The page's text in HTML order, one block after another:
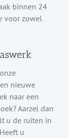
binnen 24
voor zowel
nieuwe
naar een
Aarzel dan
u de ruiten in
u